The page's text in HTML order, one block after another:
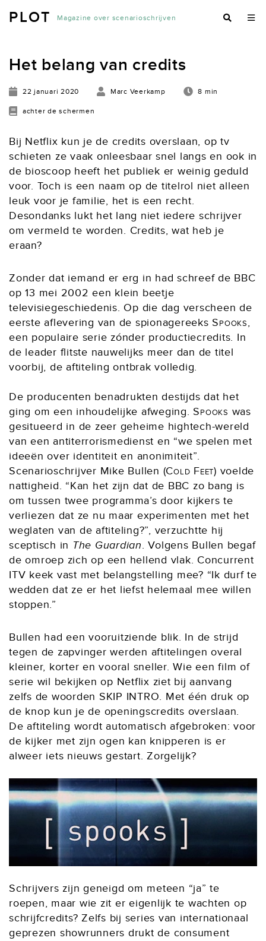
PLOT Magazine over scenarioschrijven
Het belang van credits
22 januari 2020 Marc Veerkamp 8 min
achter de schermen
Bij Netflix kun je de credits overslaan, op tv
schieten ze vaak onleesbaar snel langs en ook in
de bioscoop heeft het publiek er weinig geduld
voor. Toch is een naam op de titelrol niet alleen
leuk voor je familie, het is een recht.
Desondanks lukt het lang niet iedere schrijver
om vermeld te worden. Credits, wat heb je
eraan?
Zonder dat iemand er erg in had schreef de BBC
op 13 mei 2002 een klein beetje
televisiegeschiedenis. Op die dag verscheen de
eerste aflevering van de spionagereeksSpooks,
een populaire serie zónder productiecredits. In
de leader flitste nauwelijks meer dan de titel
voorbij, de aftiteling ontbrak volledig.
De producenten benadrukten destijds dat het
ging om een inhoudelijke afweging.Spooks was
gesitueerd in de zeer geheime hightech-wereld
van een antiterrorismedienst en “we spelen met
ideeën over identiteit en anonimiteit”.
Scenarioschrijver Mike Bullen (Cold Feet) voelde
nattigheid. “Kan het zijn dat de BBC zo bang is
om tussen twee programma’s door kijkers te
verliezen dat ze nu maar experimenten met het
weglaten van de aftiteling?”, verzuchtte hij
sceptisch in The Guardian. Volgens Bullen begaf
de omroep zich op een hellend vlak. Concurrent
ITV keek vast met belangstelling mee? “Ik durf te
wedden dat ze er het liefst helemaal mee willen
stoppen.”
Bullen had een vooruitziende blik. In de strijd
tegen de zapvinger werden aftitelingen overal
kleiner, korter en vooral sneller. Wie een film of
serie wil bekijken op Netflix ziet bij aanvang
zelfs de woorden SKIP INTRO. Met één druk op
de knop kun je de openingscredits overslaan.
De aftiteling wordt automatisch afgebroken: voor
de kijker met zijn ogen kan knipperen is er
alweer iets nieuws gestart. Zorgelijk?
Schrijvers zijn geneigd om meteen “ja” te
roepen, maar wie zit er eigenlijk te wachten op
schrijfcredits? Zelfs bij series van internationaal
geprezen showrunners drukt de consument